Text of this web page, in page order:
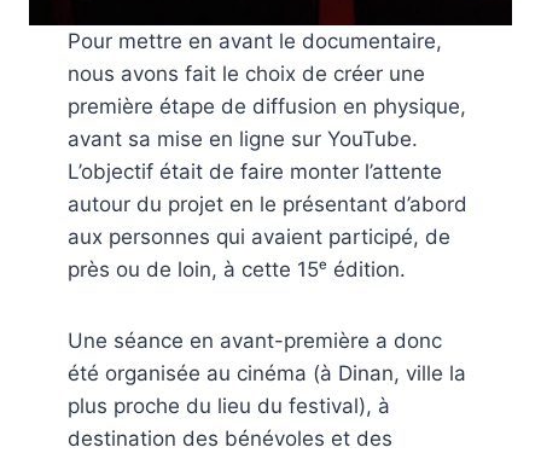
Pour mettre en avant le documentaire,
nous avons fait le choix de créer une
première étape de diffusion en physique,
avant sa mise en ligne sur YouTube.
L’objectif était de faire monter l’attente
autour du projet en le présentant d’abord
aux personnes qui avaient participé, de
près ou de loin, à cette 15ᵉ édition.
Une séance en avant-première a donc
été organisée au cinéma (à Dinan, ville la
plus proche du lieu du festival), à
destination des bénévoles et des